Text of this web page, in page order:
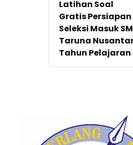
Latihan Soal
Gratis Persiapan
Seleksi Masuk
Taruna
Tahun Pelajaran